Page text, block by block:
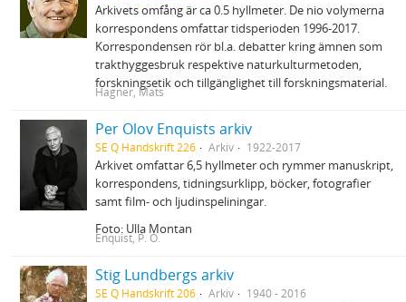
Arkivets omfång är ca 0.5 hyllmeter. De nio volymerna
korrespondens omfattar tidsperioden 1996-2017.
Korrespondensen rör bl.a. debatter kring ämnen som
trakthyggesbruk respektive naturkulturmetoden,
forskningsetik och tillgänglighet till forskningsmaterial.
Hagner, Mats
Per Olov Enquists arkiv
SE Q Handskrift 226 Arkiv 1922-2017
Arkivet omfattar 6,5 hyllmeter och rymmer manuskript,
korrespondens, tidningsurklipp, böcker, fotografier
samt film- och ljudinspeliningar.
Foto: Ulla Montan
Enquist, P. O.
Stig Lundbergs arkiv
SE Q Handskrift 206 Arkiv 1940 - 2016